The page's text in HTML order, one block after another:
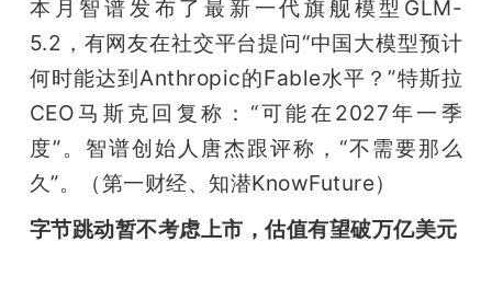
本月智谱发布了最新一代旗舰模型GLM-
5.2，有网友在社交平台提问“中国大模型预计
何时能达到Anthropic的Fable水平？”特斯拉
CEO马斯克回复称：“可能在2027年一季
度”。智谱创始人唐杰跟评称，“不需要那么
久”。（第一财经、知潜KnowFuture）
字节跳动暂不考虑上市，估值有望破万亿美元